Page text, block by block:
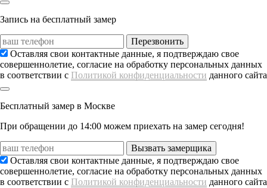
Запись на бесплатный замер
Перезвонить
Оставляя свои контактные данные, я подтверждаю свое
совершеннолетие, согласие на обработку персональных данных
в соответствии с Политикой конфиденциальности данного сайта
Бесплатный замер в Москве
При обращении до 14:00 можем приехать на замер сегодня!
Вызвать замерщика
Оставляя свои контактные данные, я подтверждаю свое
совершеннолетие, согласие на обработку персональных данных
в соответствии с Политикой конфиденциальности данного сайта